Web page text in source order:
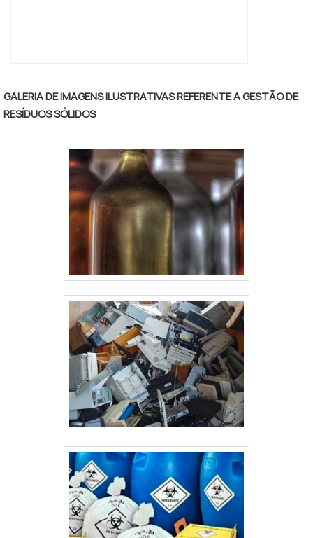
GALERIA DE IMAGENS ILUSTRATIVAS REFERENTE A GESTÃO DE
RESÍDUOS SÓLIDOS